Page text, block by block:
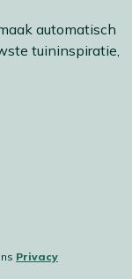
automatisch
tuininspiratie,
Privacy